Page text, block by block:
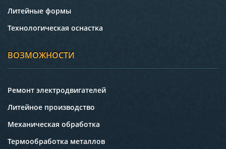
Литейные формы
Технологическая оснастка
ВОЗМОЖНОСТИ
Ремонт электродвигателей
Литейное производство
Механическая обработка
Термообработка металлов